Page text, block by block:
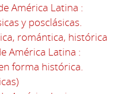
América Latina :
y posclásicas.
romántica, histórica
América Latina :
forma histórica.